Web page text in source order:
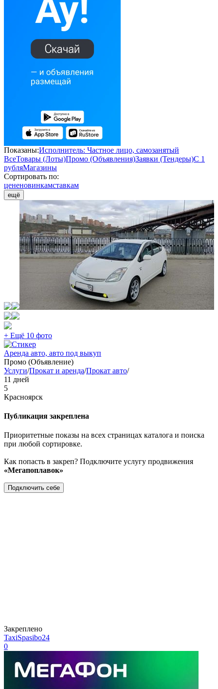
Показаны:Исполнитель: Частное лицо, самозанятый
ВсеТовары (Лоты)Промо (Объявления)Заявки (Тендеры)С 1
рубляМагазины
Сортировать по:
цененовинкамставкам
ещё
+ Ещё 10 фото
Аренда авто, авто под выкуп
Промо (Объявление)
Услуги/Прокат и аренда/Прокат авто/
11 дней
5
Красноярск
Публикация закреплена
Приоритетные показы на всех страницах каталога и поиска
при любой сортировке.
Как попасть в закреп? Подключите услугу продвижения
«Мегапоплавок»
Подключить себе
Закреплено
TaxiSpasibo24
0